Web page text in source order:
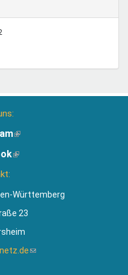
(Link
extern)
(Link
Württemberg
23
(Link